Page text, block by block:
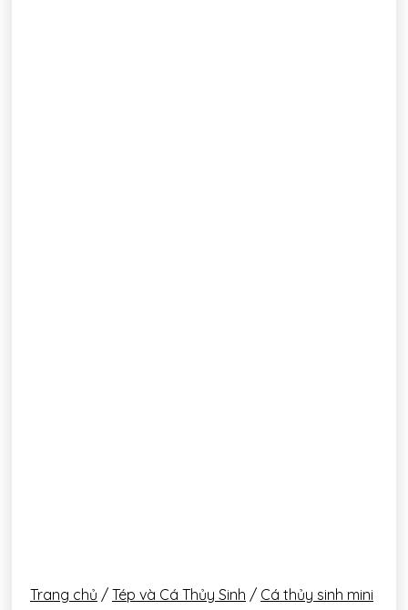
Trang chủ / Tép và Cá Thủy Sinh / Cá thủy sinh mini